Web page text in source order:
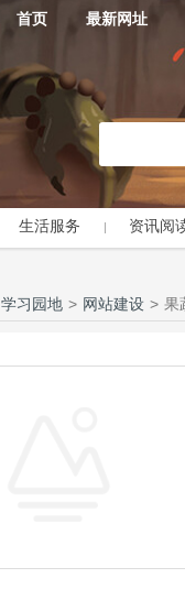
首页 最新网址
生活服务 资讯阅
学习园地 > 网站建设 > 果